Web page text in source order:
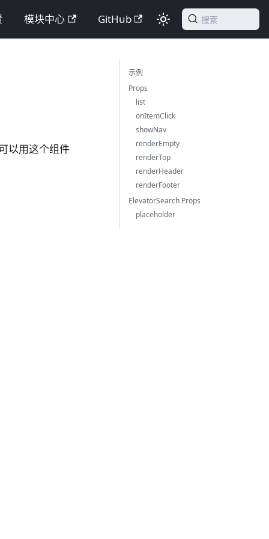
模块中心 GitHub 搜索
以用这个组件
示例
Props
list
onItemClick
showNav
renderEmpty
renderTop
renderHeader
renderFooter
ElevatorSearch Props
placeholder